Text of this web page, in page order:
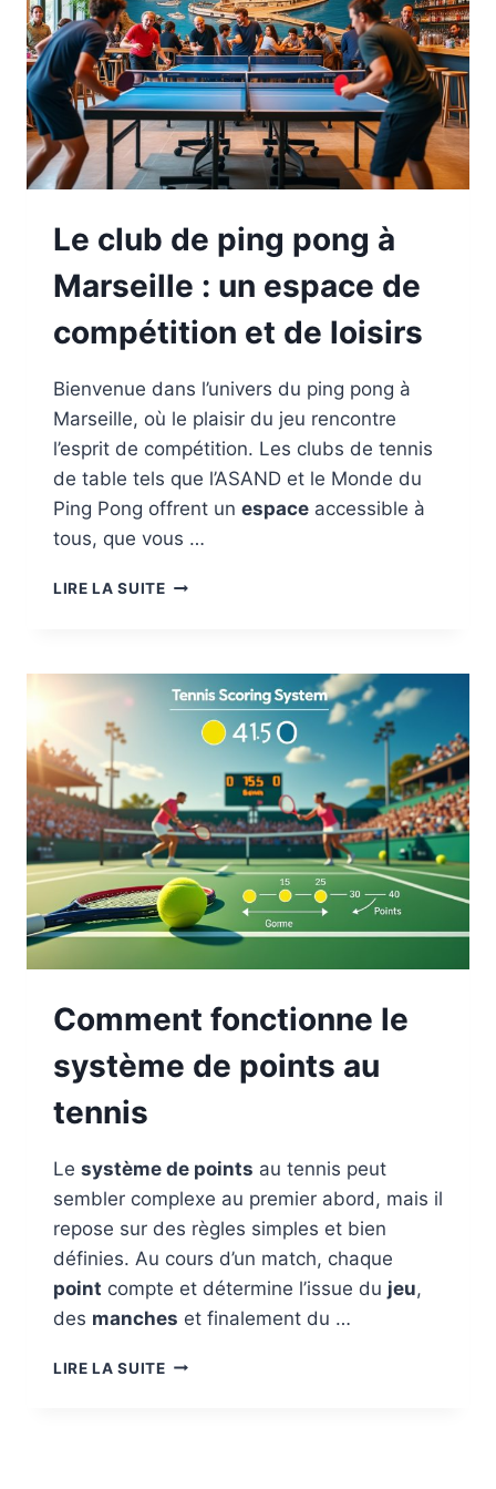
Le club de ping pong à
Marseille : un espace de
compétition et de loisirs
Bienvenue dans l’univers du ping pong à
Marseille, où le plaisir du jeu rencontre
l’esprit de compétition. Les clubs de tennis
de table tels que l’ASAND et le Monde du
Ping Pong offrent un espace accessible à
tous, que vous …
LIRE LA SUITELE
PONG
À
MARSEILLE
ESPACE
DE
COMPÉTITION
ET
DE
LOISIRS
Comment fonctionne le
système de points au
tennis
Le système de points au tennis peut
sembler complexe au premier abord, mais il
repose sur des règles simples et bien
définies. Au cours d’un match, chaque
point compte et détermine l’issue du jeu,
des manches et finalement du …
LIRE LA SUITECOMMENT